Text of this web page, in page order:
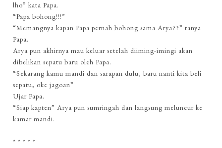
lho” kata Papa.
“Papa bohong!!!”
“Memangnya kapan Papa pernah bohong sama Arya??” tanya
Papa.
Arya pun akhirnya mau keluar setelah diiming-imingi akan
dibelikan sepatu baru oleh Papa.
“Sekarang kamu mandi dan sarapan dulu, baru nanti kita beli
sepatu, oke jagoan”
Ujar Papa.
“Siap kapten” Arya pun sumringah dan langsung meluncur ke
kamar mandi.
* * * * *